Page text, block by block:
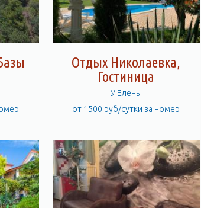
Отдых Николаевка,
Гостиница
У Елены
от 1500 руб/сутки за номер